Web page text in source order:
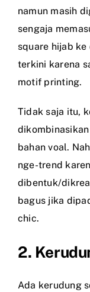
namun masih
sengaja
square hijab
terkini karena
motif printing.
Tidak saja itu,
bahan voal.
nge-trend
dibentuk/
bagus jika
chic.
2.
Ada kerudung